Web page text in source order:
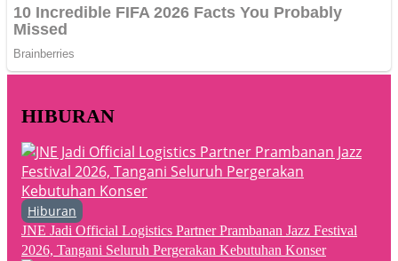
HIBURAN
Hiburan
JNE Jadi Official Logistics Partner Prambanan Jazz Festival
2026, Tangani Seluruh Pergerakan Kebutuhan Konser